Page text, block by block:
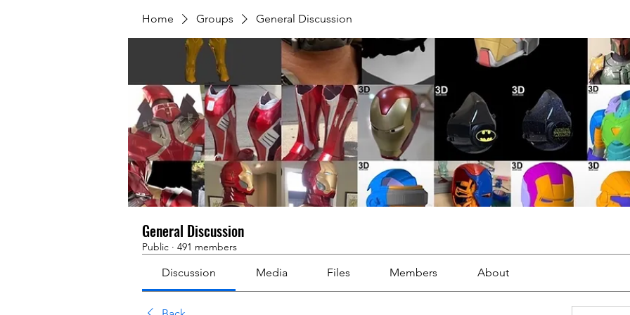
Home Groups General Discussion
General Discussion
Public · 491 members
Discussion Media Files Members About